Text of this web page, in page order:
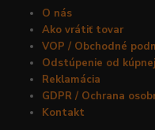
O nás
Ako vrátiť tovar
VOP / Obchodné
Odstúpenie od
Reklamácia
GDPR / Ochrana
Kontakt